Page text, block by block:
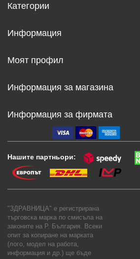
Категории
Информация
Моят профил
Информация за магазина
Информация за фирмата
Нашите партньори:
"ЗДРАВНИЦА" е регистрирана
търговска марка по смисъла на
законите на Р. България. Всеки
опит за копиране на марката
(лого, модел на работа,
информация и др.) ще бъде